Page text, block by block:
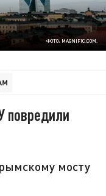
ФОТО: MAGNIFIC.COM.
повредили
мосту